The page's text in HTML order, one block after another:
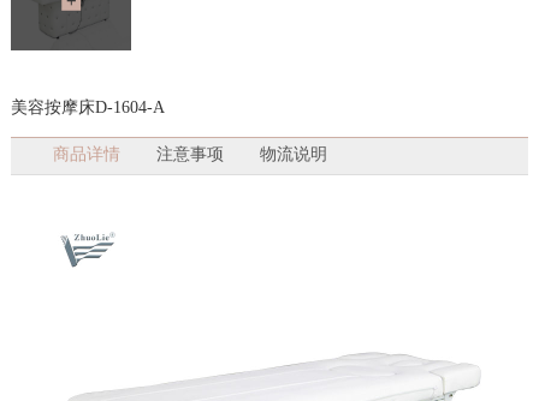
美容按摩床D-1604-A
商品详情 注意事项 物流说明